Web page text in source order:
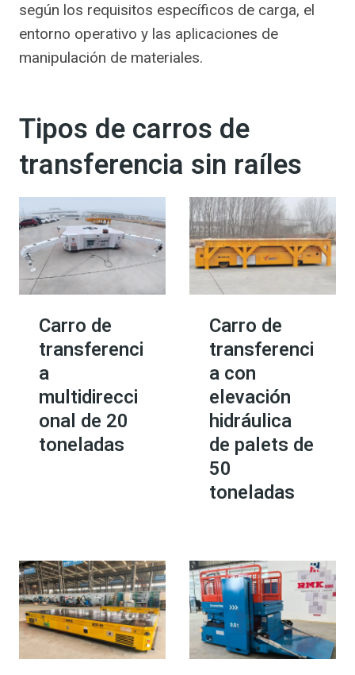
según los requisitos específicos de carga, el
entorno operativo y las aplicaciones de
manipulación de materiales.
Tipos de carros de
transferencia sin raíles
Carro de
transferenci
a
multidirecci
onal de 20
toneladas
Carro de
transferenci
a con
elevación
hidráulica
de palets de
50
toneladas